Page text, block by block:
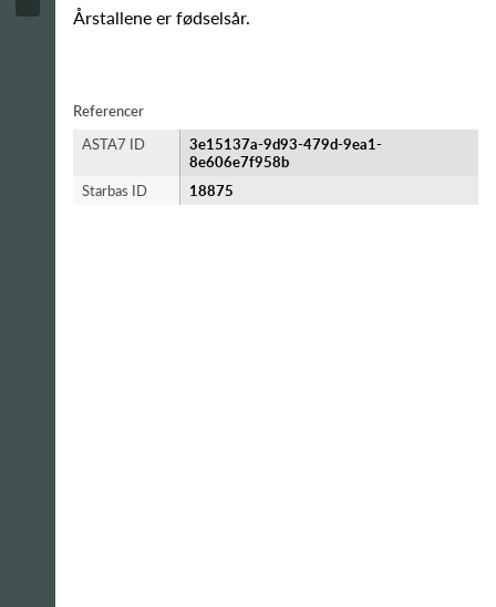
Årstallene er fødselsår.
Referencer
ASTA7 ID
3e15137a-9d93-479d-9ea1-
8e606e7f958b
Starbas ID
18875